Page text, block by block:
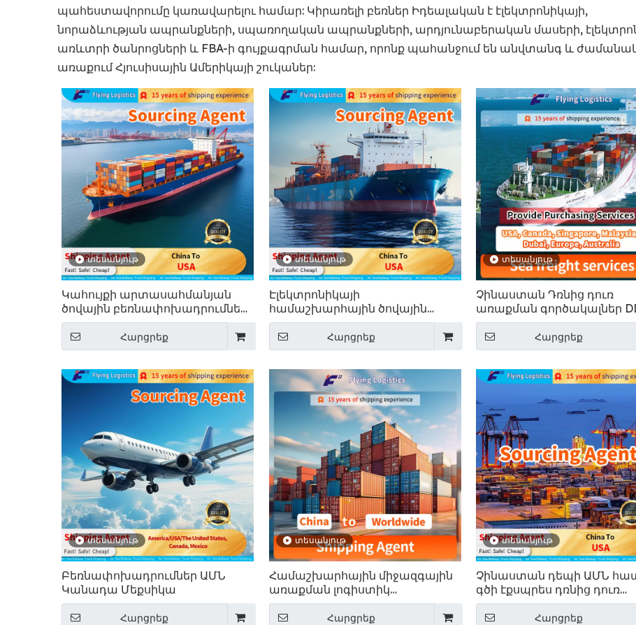
պահեստավորումը կառավարելու համար: Կիրառելի բեռներ Իդեալական է էլեկտրոնիկայի,
նորաձևության ապրանքների, սպառողական ապրանքների, արդյունաբերական մասերի,
առևտրի ծանրոցների և FBA-ի գույքագրման համար, որոնք պահանջում են անվտանգ և
առաքում Հյուսիսային Ամերիկայի շուկաներ:
տեսանյութ
Կահույքի արտասահմանյան
ծովային բեռնափոխադրումներ
Չինաստանից ԱՄՆ
Հարցրեք
տեսանյութ
Էլեկտրոնիկայի
համաշխարհային ծովային
բեռնափոխադրումներ
Չինաստանից ԱՄՆ
Հարցրեք
տեսանյութ
Չինաստան Դռնից դուռ
առաքման գործակալներ
ծովային
բեռնափոխադրումների
Բեռնափոխադրումներ
Մալայզիա, Դուբայ,
Հարցրեք
տեսանյութ
Բեռնափոխադրումներ ԱՄՆ
Կանադա Մեքսիկա
Հարցրեք
տեսանյութ
Համաշխարհային միջազգային
առաքման լոգիստիկ
ծառայություններ. Չինաստան
ամենուր
Հարցրեք
տեսանյութ
Չինաստան դեպի ԱՄՆ
գծի էքսպրես դռնից դուռ
ծառայություն
Հարցրեք